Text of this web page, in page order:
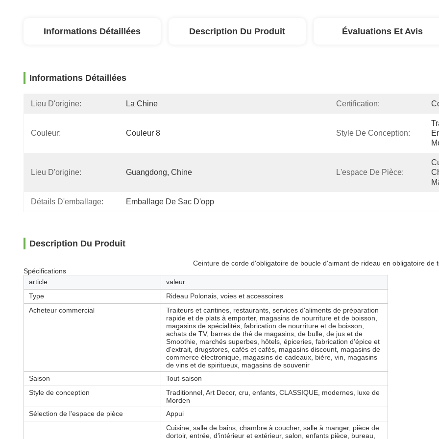
Informations Détaillées Description Du Produit Évaluations Et Avis
Informations Détaillées
Lieu D'origine: La Chine Certification:
Couleur: Couleur 8 Style De Conception:
Lieu D'origine: Guangdong, Chine L'espace De Pièce:
Détails D'emballage: Emballage De Sac D'opp
Description Du Produit
Ceinture de corde d'obligatoire de boucle d'aimant de rideau en obligatoire de
Spécifications
article
valeur
Type
Rideau Polonais, voies et accessoires
Acheteur commercial
Traiteurs et cantines, restaurants, services d'aliments de préparation
rapide et de plats à emporter, magasins de nourriture et de boisson,
magasins de spécialités, fabrication de nourriture et de boisson,
achats de TV, barres de thé de magasins, de bulle, de jus et de
Smoothie, marchés superbes, hôtels, épiceries, fabrication d'épice et
d'extrait, drugstores, cafés et cafés, magasins discount, magasins de
commerce électronique, magasins de cadeaux, bière, vin, magasins
de vins et de spiritueux, magasins de souvenir
Saison
Tout-saison
Style de conception
Traditionnel, Art Decor, cru, enfants, CLASSIQUE, modernes, luxe de
Morden
Sélection de l'espace de pièce
Appui
Cuisine, salle de bains, chambre à coucher, salle à manger, pièce de
dortoir, entrée, d'intérieur et extérieur, salon, enfants pièce, bureau,